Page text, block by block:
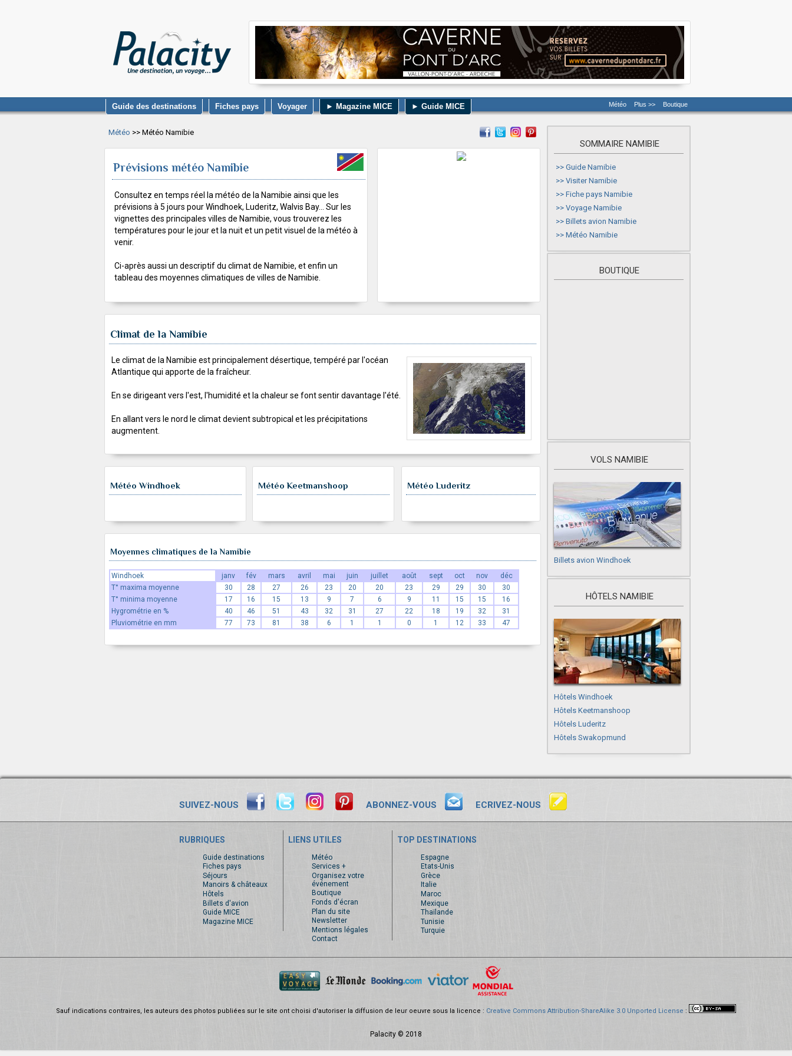
Guide des destinations Fiches pays Voyager ► Magazine MICE ► Guide MICE Météo Plus >> Boutique
Météo >> Météo Namibie
Prévisions météo Namibie
Consultez en temps réel la météo de la Namibie ainsi que les
prévisions à 5 jours pour Windhoek, Luderitz, Walvis Bay... Sur les
vignettes des principales villes de Namibie, vous trouverez les
températures pour le jour et la nuit et un petit visuel de la météo à
venir.
Ci-après aussi un descriptif du climat de Namibie, et enfin un
tableau des moyennes climatiques de villes de Namibie.
Climat de la Namibie
Le climat de la Namibie est principalement désertique, tempéré par l'océan
Atlantique qui apporte de la fraîcheur.
En se dirigeant vers l'est, l'humidité et la chaleur se font sentir davantage l'été.
En allant vers le nord le climat devient subtropical et les précipitations
augmentent.
Météo Windhoek Météo Keetmanshoop Météo Luderitz
Moyennes climatiques de la Namibie
Windhoek janv fév mars avril mai juin juillet août sept oct nov
déc
T° maxima moyenne
30 28 27 26 23 20 20 23 29 29 30
30
T° minima moyenne
17 16 15 13 9 7 6 9 11 15 15
16
Hygrométrie en %
40 46 51 43 32 31 27 22 18 19 32
31
Pluviométrie en mm
77 73 81 38 6 1 1 0 1 12 33 47
SOMMAIRE NAMIBIE
>> Guide Namibie
>> Visiter Namibie
>> Fiche pays Namibie
>> Voyage Namibie
>> Billets avion Namibie
>> Météo Namibie
BOUTIQUE
VOLS NAMIBIE
Billets avion Windhoek
HÔTELS NAMIBIE
Hôtels Windhoek
Hôtels Keetmanshoop
Hôtels Luderitz
Hôtels Swakopmund
SUIVEZ-NOUS ABONNEZ-VOUS ECRIVEZ-NOUS
RUBRIQUES
Guide destinations
Fiches pays
Séjours
Manoirs & châteaux
Hôtels
Billets d'avion
Guide MICE
Magazine MICE
LIENS UTILES
Météo
Services +
Organisez votre
événement
Boutique
Fonds d'écran
Plan du site
Newsletter
Mentions légales
Contact
TOP DESTINATIONS
Espagne
Etats-Unis
Grèce
Italie
Maroc
Mexique
Thaïlande
Tunisie
Turquie
Sauf indications contraires, les auteurs des photos publiées sur le site ont choisi d'autoriser la diffusion de leur oeuvre sous la licence : Creative Commons Attribution-ShareAlike 3.0 Unported License :
Palacity © 2018